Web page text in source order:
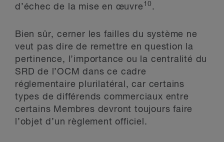
d’échec de la mise en œuvre 10 .
Bien sûr, cerner les failles du système ne
veut pas dire de remettre en question la
pertinence, l’importance ou la centralité du
SRD de l’OCM dans ce cadre
réglementaire plurilatéral, car certains
types de différends commerciaux entre
certains Membres devront toujours faire
l’objet d’un règlement officiel.